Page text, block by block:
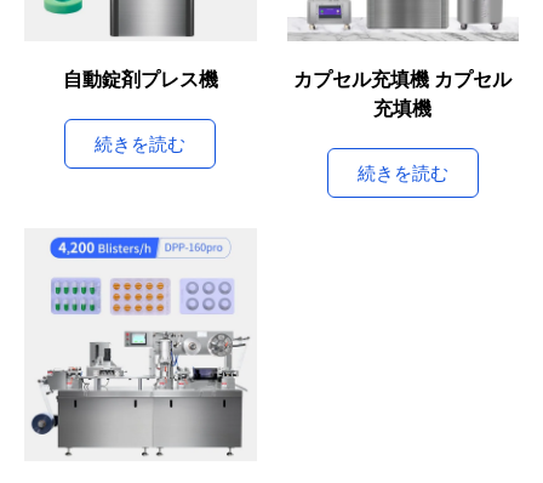
自動錠剤プレス機
続きを読む
カプセル充填機 カプセル
充填機
続きを読む